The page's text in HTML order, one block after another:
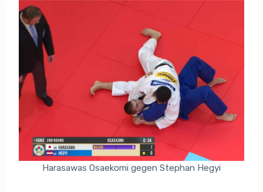
Harasawas Osaekomi gegen Stephan Hegyi